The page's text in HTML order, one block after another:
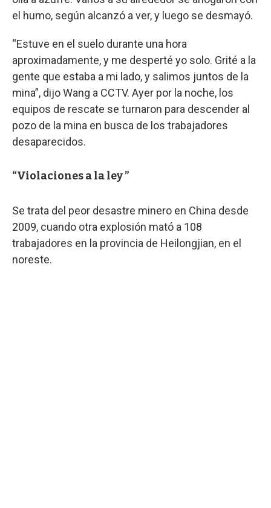
el humo, según alcanzó a ver, y luego se desmayó.
“Estuve en el suelo durante una hora
aproximadamente, y me desperté yo solo. Grité a la
gente que estaba a mi lado, y salimos juntos de la
mina”, dijo Wang a CCTV. Ayer por la noche, los
equipos de rescate se turnaron para descender al
pozo de la mina en busca de los trabajadores
desaparecidos.
“Violaciones a la ley ”
Se trata del peor desastre minero en China desde
2009, cuando otra explosión mató a 108
trabajadores en la provincia de Heilongjian, en el
noreste.